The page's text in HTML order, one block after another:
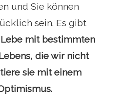
und Sie können
sein. Es gibt
Lebe mit bestimmten
die wir nicht
sie mit einem